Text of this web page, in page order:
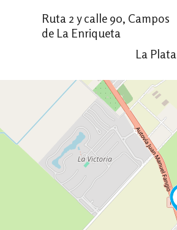
Ruta 2 y calle 90, Campos
de La Enriqueta
La Plata